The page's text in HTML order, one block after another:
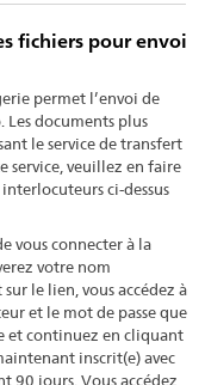
fichiers pour envoi
permet l’envoi de
documents plus
le service de transfert
service, veuillez en faire
ci-dessus
vous connecter à la
votre nom
le lien, vous accédez à
et le mot de passe que
et continuez en cliquant
inscrit(e) avec
90 jours. Vous accédez